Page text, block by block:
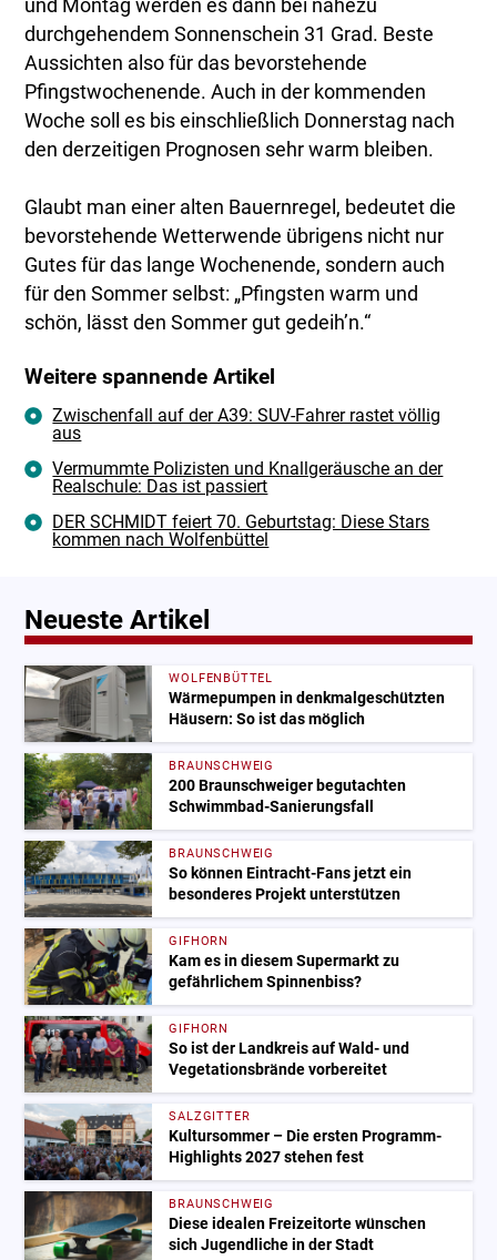
und Montag werden es dann bei nahezu
durchgehendem Sonnenschein 31 Grad. Beste
Aussichten also für das bevorstehende
Pfingstwochenende. Auch in der kommenden
Woche soll es bis einschließlich Donnerstag nach
den derzeitigen Prognosen sehr warm bleiben.
Glaubt man einer alten Bauernregel, bedeutet die
bevorstehende Wetterwende übrigens nicht nur
Gutes für das lange Wochenende, sondern auch
für den Sommer selbst: „Pfingsten warm und
schön, lässt den Sommer gut gedeih’n.“
Weitere spannende Artikel
Zwischenfall auf der A39: SUV-Fahrer rastet völlig
aus
Vermummte Polizisten und Knallgeräusche an der
Realschule: Das ist passiert
DER SCHMIDT feiert 70. Geburtstag: Diese Stars
kommen nach Wolfenbüttel
Neueste Artikel
WOLFENBÜTTEL
Wärmepumpen in denkmalgeschützten
Häusern: So ist das möglich
BRAUNSCHWEIG
200 Braunschweiger begutachten
Schwimmbad-Sanierungsfall
BRAUNSCHWEIG
So können Eintracht-Fans jetzt ein
besonderes Projekt unterstützen
GIFHORN
Kam es in diesem Supermarkt zu
gefährlichem Spinnenbiss?
GIFHORN
So ist der Landkreis auf Wald- und
Vegetationsbrände vorbereitet
SALZGITTER
Kultursommer – Die ersten Programm-
Highlights 2027 stehen fest
BRAUNSCHWEIG
Diese idealen Freizeitorte wünschen
sich Jugendliche in der Stadt